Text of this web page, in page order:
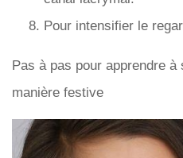
Pour intensifier le
Pas à pas pour apprendre à
manière festive